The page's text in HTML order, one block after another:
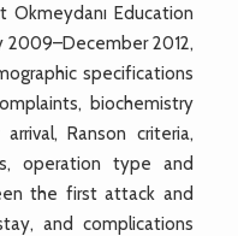
Education
2009–December 2012,
specifications
biochemistry
Ranson criteria,
operation type and
the first attack and
and complications